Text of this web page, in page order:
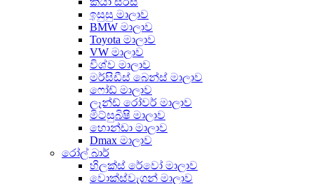
ඉසුසු මාලාව
BMW මාලාව
Toyota මාලාව
VW මාලාව
විශ්ව මාලාව
මර්සිඩීස් බෙන්ස් මාලාව
ෆෝඩ් මාලාව
ලෑන්ඩ් රෝවර් මාලාව
මිට්සුබිෂි මාලාව
හොන්ඩා මාලාව
Dmax මාලාව
රෝල් බාර්
හිලක්ස් රේවෝ මාලාව
වොක්ස්වැගන් මාලාව